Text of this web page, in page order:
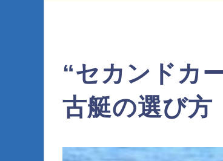
“セカンドカ
古艇の選び方